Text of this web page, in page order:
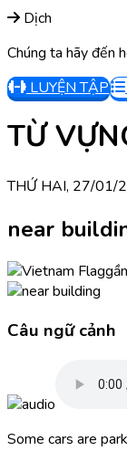
Dịch
Chúng ta hãy đến
LUYỆN TẬP
TỪ
THỨ HAI, 27/01/
near
Câu ngữ cảnh
Some cars are